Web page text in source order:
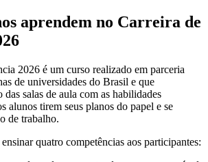
aprendem no Carreira de
2026 é um curso realizado em parceria
de universidades do Brasil e que
salas de aula com as habilidades
alunos tirem seus planos do papel e se
de trabalho.
quatro competências aos participantes: